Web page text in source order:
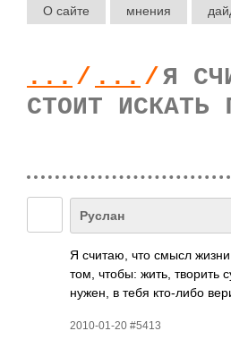
О сайте мнения
... / ... /Я
СТОИТ ИСКАТЬ
Руслан
Я считаю, что смысл
том, чтобы: жить, творить
нужен, в тебя кто-­либо
2010-01-20 #5413